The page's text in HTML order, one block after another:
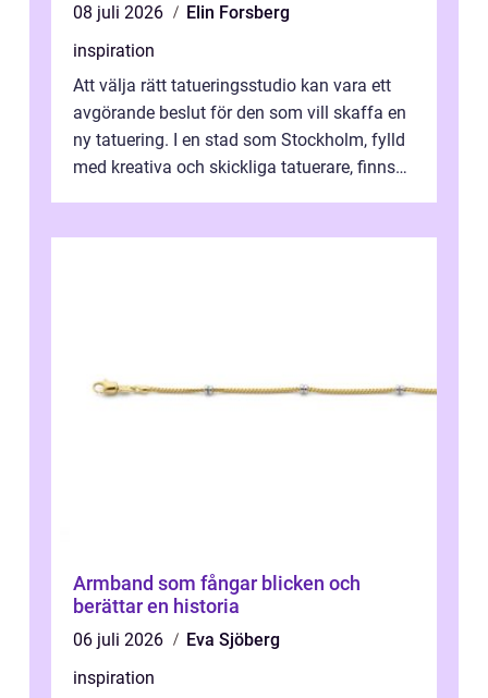
08 juli 2026
Elin Forsberg
inspiration
Att välja rätt tatueringsstudio kan vara ett
avgörande beslut för den som vill skaffa en
ny tatuering. I en stad som Stockholm, fylld
med kreativa och skickliga tatuerare, finns
Armband som fångar blicken och
berättar en historia
06 juli 2026
Eva Sjöberg
inspiration